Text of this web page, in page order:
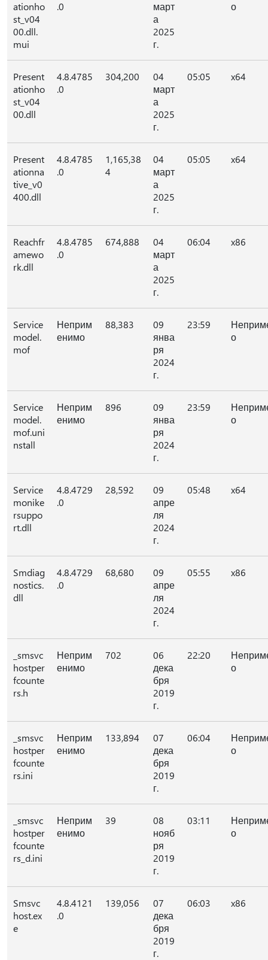
ationho
st_v04
00.dll.
mui
.0
март
а
2025
г.
о
Present
ationho
st_v04
00.dll
4.8.4785
.0
304,200
04
март
а
2025
г.
05:05 x64
Present
ationna
tive_v0
400.dll
4.8.4785
.0
1,165,38
4
04
март
а
2025
г.
05:05 x64
Reachfr
amewo
rk.dll
4.8.4785
.0
674,888
04
март
а
2025
г.
06:04 x86
Service
model.
mof
Неприм
енимо
88,383
09
янва
ря
2024
г.
23:59
о
Service
model.
mof.uni
nstall
Неприм
енимо
896
09
янва
ря
2024
г.
23:59
о
Service
monike
rsuppo
rt.dll
4.8.4729
.0
28,592
09
апре
ля
2024
г.
05:48 x64
Smdiag
nostics.
dll
4.8.4729
.0
68,680
09
апре
ля
2024
г.
05:55 x86
_smsvc
hostper
fcounte
rs.h
Неприм
енимо
702
06
дека
бря
2019
г.
22:20
о
_smsvc
hostper
fcounte
rs.ini
Неприм
енимо
133,894
07
дека
бря
2019
г.
06:04
о
_smsvc
hostper
fcounte
rs_d.ini
Неприм
енимо
39
08
нояб
ря
2019
г.
03:11
о
Smsvc
host.ex
e
4.8.4121
.0
139,056
07
дека
бря
2019
г.
06:03 x86